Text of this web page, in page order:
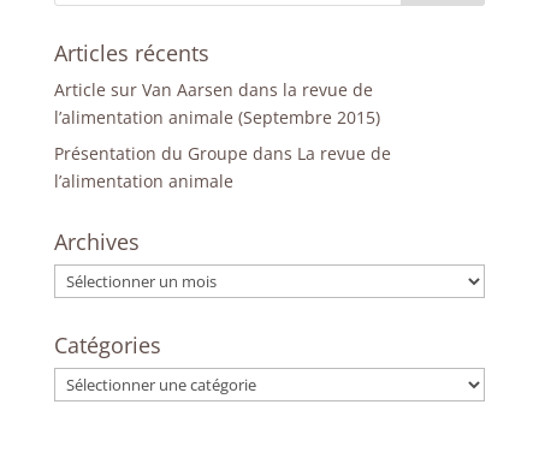
Articles récents
Article sur Van Aarsen dans la revue de
l’alimentation animale (Septembre 2015)
Présentation du Groupe dans La revue de
l’alimentation animale
Archives
Archives
Catégories
Catégories